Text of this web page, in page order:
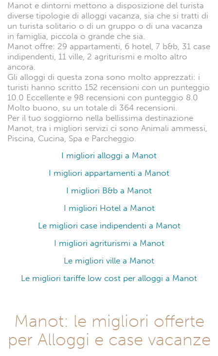
Manot e dintorni mettono a disposizione del turista
diverse tipologie di alloggi vacanza, sia che si tratti di
un turista solitario o di un gruppo o di una vacanza
in famiglia, piccola o grande che sia.
Manot offre: 29 appartamenti, 6 hotel, 7 b&b, 31 case
indipendenti, 11 ville, 2 agriturismi e molto altro
ancora.
Gli alloggi di questa zona sono molto apprezzati: i
turisti hanno scritto 152 recensioni con un punteggio
10.0 Eccellente e 98 recensioni con punteggio 8.0
Molto buono, su un totale di 364 recensioni.
Per il tuo soggiorno nella bellissima destinazione
Manot, tra i migliori servizi ci sono Animali ammessi,
Piscina, Cucina, Spa e Parcheggio.
I migliori alloggi a Manot
I migliori appartamenti a Manot
I migliori B&b a Manot
I migliori Hotel a Manot
Le migliori case indipendenti a Manot
I migliori agriturismi a Manot
Le migliori ville a Manot
Le migliori tariffe low cost per alloggi a Manot
Manot: le migliori offerte
per Alloggi e case vacanze